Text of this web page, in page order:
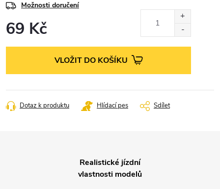
Možnosti doručení
69 Kč
VLOŽIT DO KOŠÍKU
Dotaz k produktu Hlídací pes Sdílet
Realistické jízdní
vlastnosti modelů